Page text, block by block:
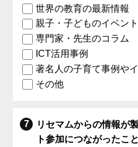
世界の教育の最新情報
親子・子どものイベン
専門家・先生のコラム
ICT活用事例
著名人の子育て事例や
その他
リセマムからの情報が
ト参加につながったこ